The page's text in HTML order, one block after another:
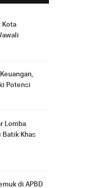
Kota
Potensi
Lomba
Batik Khas
di APBD